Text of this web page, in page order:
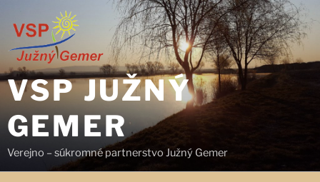
VSP JUŽNÝ
GEMER
Verejno – súkromné partnerstvo Južný Gemer